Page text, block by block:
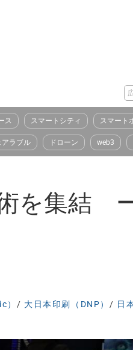
ス スマートシティ スマート
アラブル ドローン web3
を集結
） / 大日本印刷（DNP） / 日